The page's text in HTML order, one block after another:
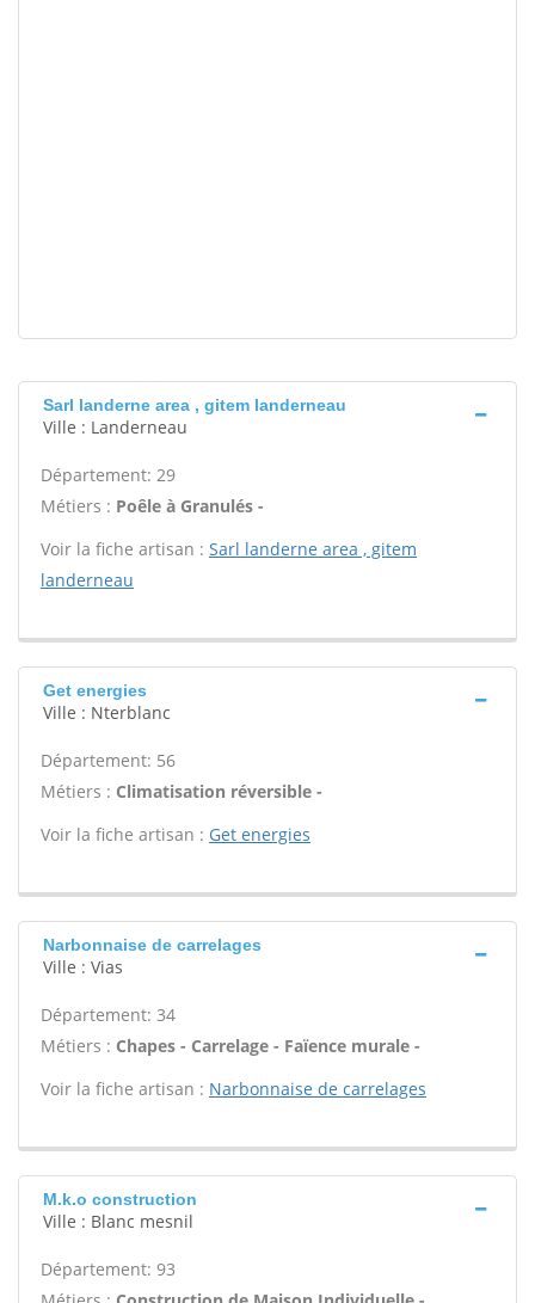
Sarl landerne area , gitem landerneau
Ville : Landerneau
Département: 29
Métiers : Poêle à Granulés -
Voir la fiche artisan : Sarl landerne area , gitem
landerneau
Get energies
Ville : Nterblanc
Département: 56
Métiers : Climatisation réversible -
Voir la fiche artisan : Get energies
Narbonnaise de carrelages
Ville : Vias
Département: 34
Métiers : Chapes - Carrelage - Faïence murale -
Voir la fiche artisan : Narbonnaise de carrelages
M.k.o construction
Ville : Blanc mesnil
Département: 93